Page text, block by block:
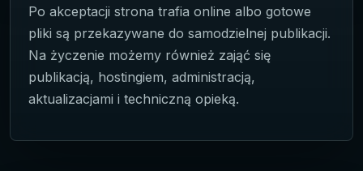
Po akceptacji strona trafia online albo gotowe
pliki są przekazywane do samodzielnej publikacji.
Na życzenie możemy również zająć się
publikacją, hostingiem, administracją,
aktualizacjami i techniczną opieką.